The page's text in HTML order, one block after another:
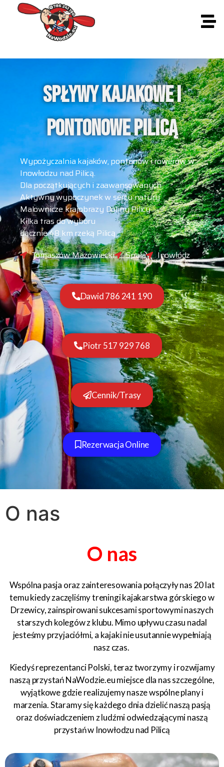
SPŁYWY KAJAKOWE I
PONTONOWE PILICĄ
Wypożyczalnia kajaków, pontonów i rowerów w
Inowłodzu nad Pilicą.
Dla początkujących i zaawansowanych
Aktywny wypoczynek w sercu natury
Malownicze krajobrazy Doliny Pilicy
Kilka tras do wyboru
Łącznie 48 km rzeką Pilicą
Tomaszów Mazowiecki
Spała Inowłódz
Dawid 786 241 190
Piotr 517 929 768
Cennik/Trasy
Rezerwacja Online
O nas
O nas
Wspólna pasja oraz zainteresowania połączyły nas 20 lat
temu kiedy zaczęliśmy treningi kajakarstwa górskiego w
Drzewicy, zainspirowani sukcesami sportowymi naszych
starszych kolegów z klubu. Mimo upływu czasu nadal
jesteśmy przyjaciółmi, a kajaki nie usutannie wypełniają
nasz czas.
Kiedyś reprezentanci Polski, teraz tworzymy i rozwijamy
naszą przystań NaWodzie.eu miejsce dla nas szczególne,
wyjątkowe gdzie realizujemy nasze wspólne plany i
marzenia. Staramy się każdego dnia dzielić naszą pasją
oraz doświadczeniem z ludźmi odwiedzającymi naszą
przystań w Inowłodzu nad Pilicą